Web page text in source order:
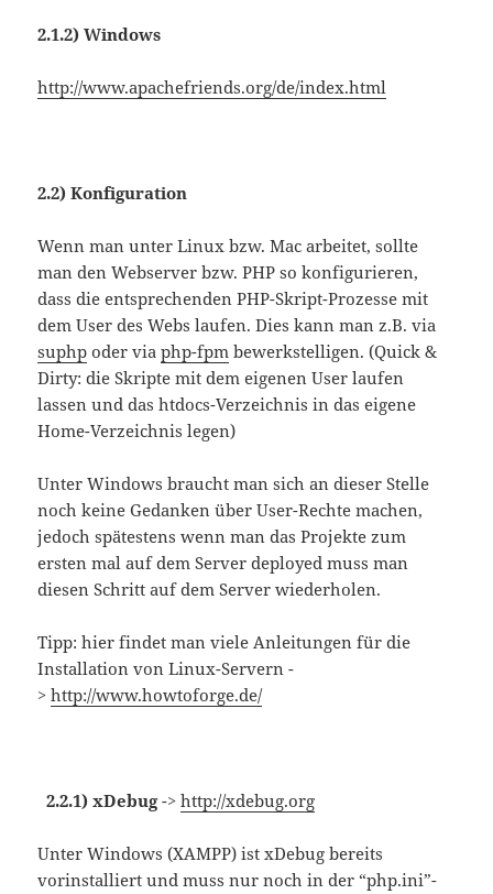
2.1.2) Windows
http://www.apachefriends.org/de/index.html
2.2) Konfiguration
Wenn man unter Linux bzw. Mac arbeitet, sollte
man den Webserver bzw. PHP so konfigurieren,
dass die entsprechenden PHP-Skript-Prozesse mit
dem User des Webs laufen. Dies kann man z.B. via
suphp oder viaphp-fpm bewerkstelligen. (Quick &
Dirty: die Skripte mit dem eigenen User laufen
lassen und das htdocs-Verzeichnis in das eigene
Home-Verzeichnis legen)
Unter Windows braucht man sich an dieser Stelle
noch keine Gedanken über User-Rechte machen,
jedoch spätestens wenn man das Projekte zum
ersten mal auf dem Server deployed muss man
diesen Schritt auf dem Server wiederholen.
Tipp: hier findet man viele Anleitungen für die
Installation von Linux-Servern -
>http://www.howtoforge.de/
2.2.1) xDebug->http://xdebug.org
Unter Windows (XAMPP) ist xDebug bereits
vorinstalliert und muss nur noch in der “php.ini”-